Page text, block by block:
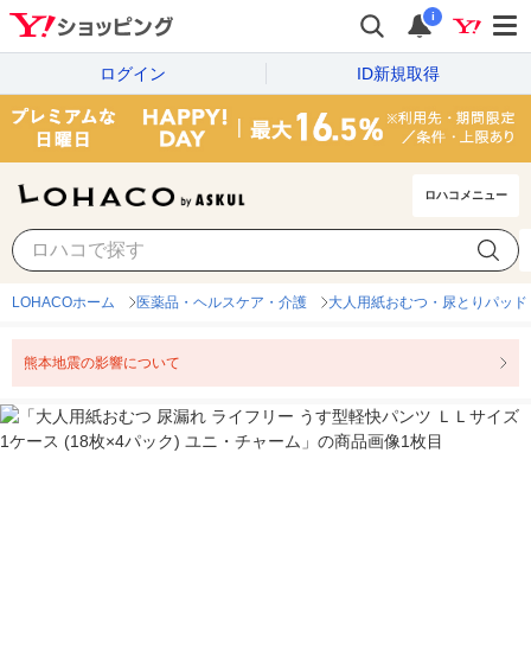
i
ログイン ID新規取得
ロハコメニュー
LOHACOホーム 医薬品・ヘルスケア・介護 大人用紙おむつ・尿とりパッド
熊本地震の影響について